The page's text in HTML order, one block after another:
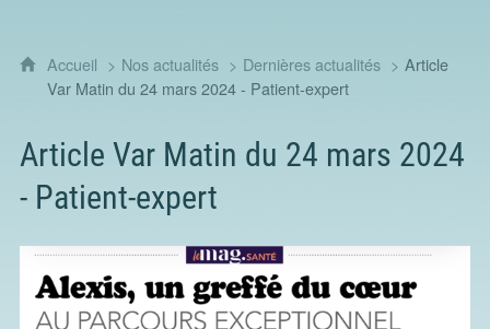
Accueil Nos actualités Dernières actualités
Article
Var Matin du 24 mars 2024 - Patient-expert
Article Var Matin du 24 mars 2024
- Patient-expert